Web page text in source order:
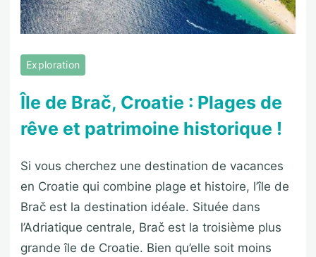
Exploration
Île de Brač, Croatie : Plages de
rêve et patrimoine historique !
Si vous cherchez une destination de vacances
en Croatie qui combine plage et histoire, l’île de
Brač est la destination idéale. Située dans
l’Adriatique centrale, Brač est la troisième plus
grande île de Croatie. Bien qu’elle soit moins